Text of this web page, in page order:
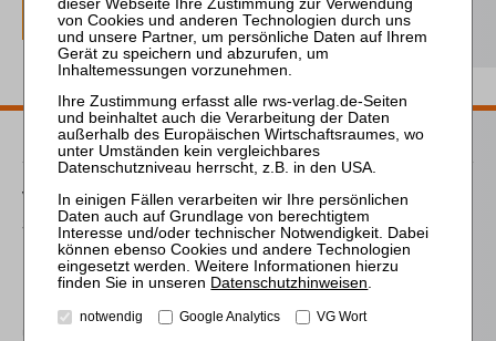
Passende Bücher
von Wilmowsky
Schneeballsysteme der
Kapitalanlage
Frind (Hrsg.)
Best Practice Insolvenz-
Datenschutzhinweisen
notwendig Google Analytics VG Wort